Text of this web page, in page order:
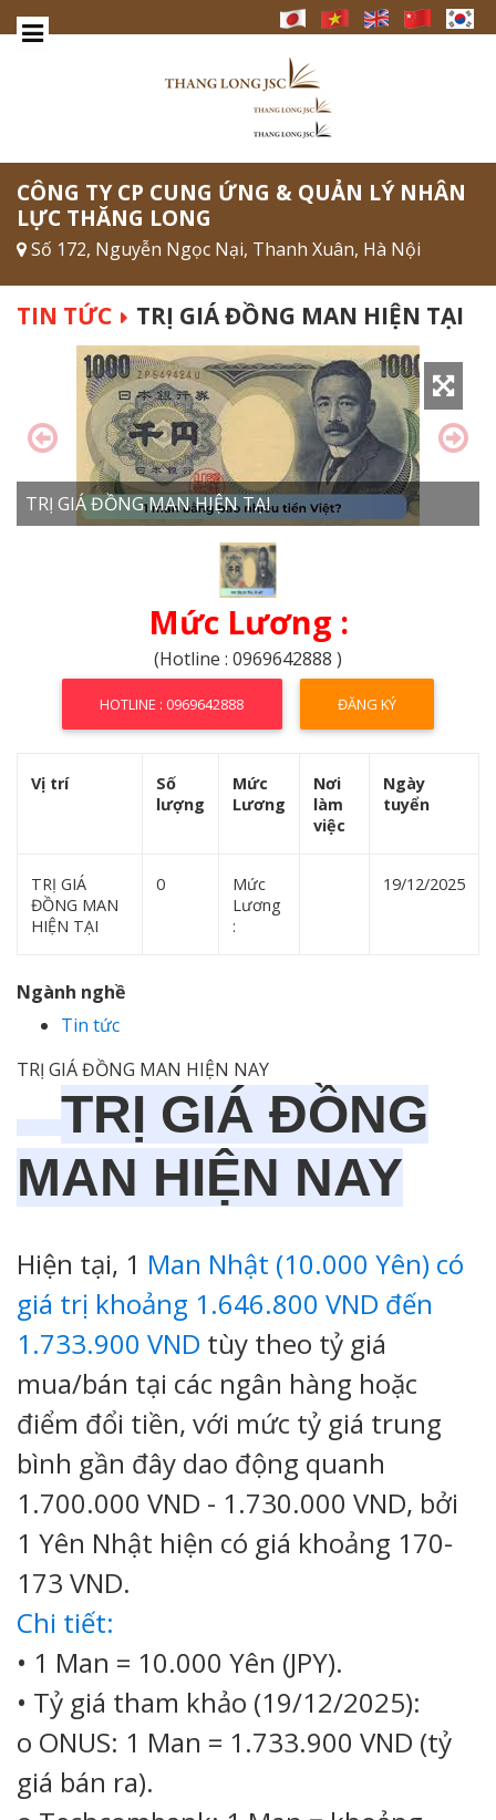
CÔNG TY CP CUNG ỨNG & QUẢN LÝ NHÂN
LỰC THĂNG LONG
Số 172, Nguyễn Ngọc Nại, Thanh Xuân, Hà Nội
TIN TỨC TRỊ GIÁ ĐỒNG MAN HIỆN TẠI
TRỊ GIÁ ĐỒNG MAN HIỆN TẠI
Mức Lương :
(Hotline : 0969642888 )
HOTLINE : 0969642888 ĐĂNG KÝ
Vị trí
Số
lượng
Mức
Lương
Nơi
làm
việc
Ngày
tuyển
TRỊ GIÁ
ĐỒNG MAN
HIỆN TẠI
0
Mức
Lương
:
19/12/2025
Ngành nghề
Tin tức
TRỊ GIÁ ĐỒNG MAN HIỆN NAY
TRỊ GIÁ ĐỒNG
MAN HIỆN NAY
Hiện tại, 1 Man Nhật (10.000 Yên) có
giá trị khoảng 1.646.800 VND đến
1.733.900 VND tùy theo tỷ giá
mua/bán tại các ngân hàng hoặc
điểm đổi tiền, với mức tỷ giá trung
bình gần đây dao động quanh
1.700.000 VND - 1.730.000 VND, bởi
1 Yên Nhật hiện có giá khoảng 170-
173 VND.
Chi tiết:
• 1 Man = 10.000 Yên (JPY).
• Tỷ giá tham khảo (19/12/2025):
o ONUS: 1 Man = 1.733.900 VND (tỷ
giá bán ra).